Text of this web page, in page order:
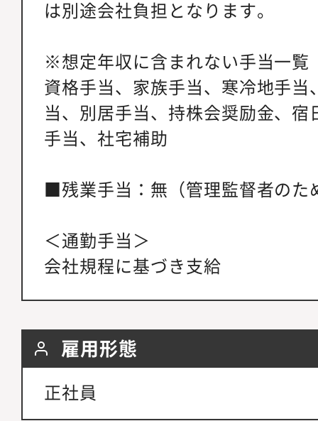
は別途会社負担となります。
※想定年収に含まれない手当一覧
資格手当、家族手当、寒冷地手
当、別居手当、持株会奨励金、
手当、社宅補助
■残業手当：無（管理監督者のた
＜通勤手当＞
会社規程に基づき支給
雇用形態
正社員